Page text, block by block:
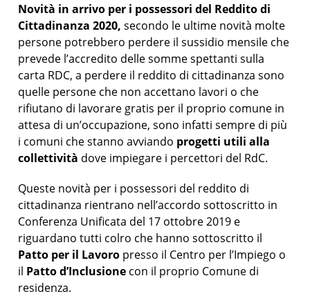
Novità in arrivo per i possessori del Reddito di
Cittadinanza 2020,secondo le ultime novità molte
persone potrebbero perdere il sussidio mensile che
prevede l’accredito delle somme spettanti sulla
carta RDC, a perdere il reddito di cittadinanza sono
quelle persone che non accettano lavori o che
rifiutano di lavorare gratis per il proprio comune in
attesa di un’occupazione, sono infatti sempre di più
i comuni che stanno avviando progetti utili alla
collettività dove impiegare i percettori del RdC.
Queste novità per i possessori del reddito di
cittadinanza rientrano nell’accordo sottoscritto in
Conferenza Unificata del 17 ottobre 2019 e
riguardano tutti colro che hanno sottoscritto il
Patto per il Lavoro presso il Centro per l’Impiego o
il Patto d’Inclusione con il proprio Comune di
residenza.